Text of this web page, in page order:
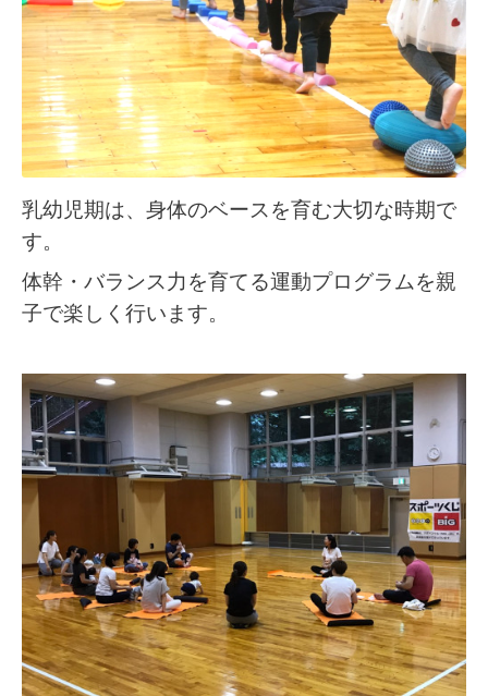
乳幼児期は、身体のベースを育む大切な時期で
す。
体幹・バランス力を育てる運動プログラムを親
子で楽しく行います。